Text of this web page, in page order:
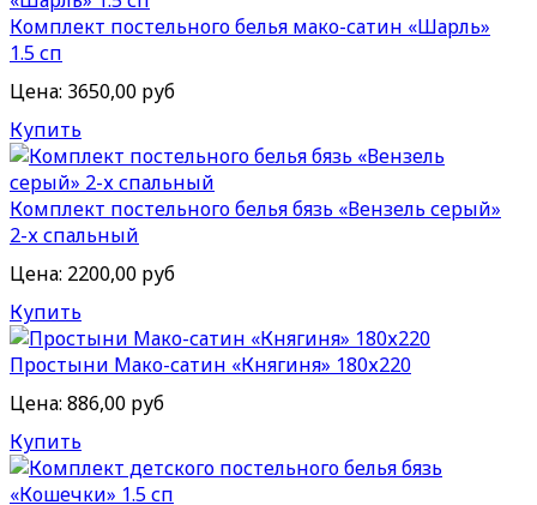
Комплект постельного белья мако-сатин «Шарль»
1.5 сп
Цена: 3650,00 руб
Купить
Комплект постельного белья бязь «Вензель серый»
2-х спальный
Цена: 2200,00 руб
Купить
Простыни Мако-сатин «Княгиня» 180х220
Цена: 886,00 руб
Купить